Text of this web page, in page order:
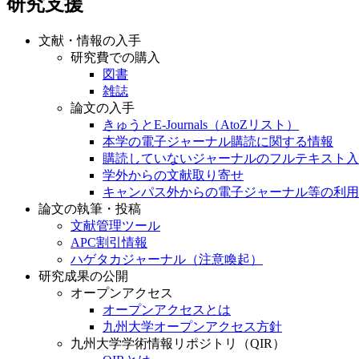
研究支援
文献・情報の入手
研究費での購入
図書
雑誌
論文の入手
きゅうとE-Journals（AtoZリスト）
本学の電子ジャーナル購読に関する情報
購読していないジャーナルのフルテキスト
学外からの文献取り寄せ
キャンパス外からの電子ジャーナル等の利用
論文の執筆・投稿
文献管理ツール
APC割引情報
ハゲタカジャーナル（注意喚起）
研究成果の公開
オープンアクセス
オープンアクセスとは
九州大学オープンアクセス方針
九州大学学術情報リポジトリ（QIR）